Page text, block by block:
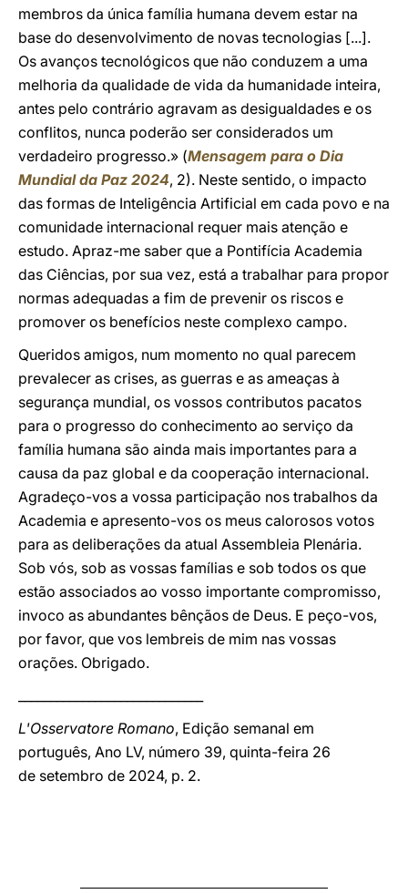
membros da única família humana devem estar na
base do desenvolvimento de novas tecnologias [...].
Os avanços tecnológicos que não conduzem a uma
melhoria da qualidade de vida da humanidade inteira,
antes pelo contrário agravam as desigualdades e os
conflitos, nunca poderão ser considerados um
verdadeiro progresso.» (Mensagem para o Dia
Mundial da Paz 2024, 2). Neste sentido, o impacto
das formas de Inteligência Artificial em cada povo e na
comunidade internacional requer mais atenção e
estudo. Apraz-me saber que a Pontifícia Academia
das Ciências, por sua vez, está a trabalhar para propor
normas adequadas a fim de prevenir os riscos e
promover os benefícios neste complexo campo.
Queridos amigos, num momento no qual parecem
prevalecer as crises, as guerras e as ameaças à
segurança mundial, os vossos contributos pacatos
para o progresso do conhecimento ao serviço da
família humana são ainda mais importantes para a
causa da paz global e da cooperação internacional.
Agradeço-vos a vossa participação nos trabalhos da
Academia e apresento-vos os meus calorosos votos
para as deliberações da atual Assembleia Plenária.
Sob vós, sob as vossas famílias e sob todos os que
estão associados ao vosso importante compromisso,
invoco as abundantes bênçãos de Deus. E peço-vos,
por favor, que vos lembreis de mim nas vossas
orações. Obrigado.
L'Osservatore Romano, Edição semanal em
português, Ano LV, número 39, quinta-feira 26
de setembro de 2024, p. 2.